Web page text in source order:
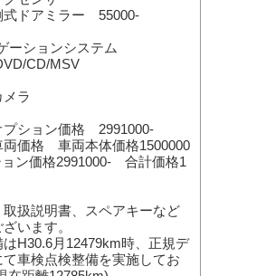
式ドアミラー 55000-
ーションシステム
CD/MSV
メラ
プション価格 2991000-
両価格 車両本体価格1500000
ン価格2991000- 合計価格1
取扱説明書、スペアキーなど
います。
はH30.6月12479km時、正規デ
て車検点検整備を実施してお